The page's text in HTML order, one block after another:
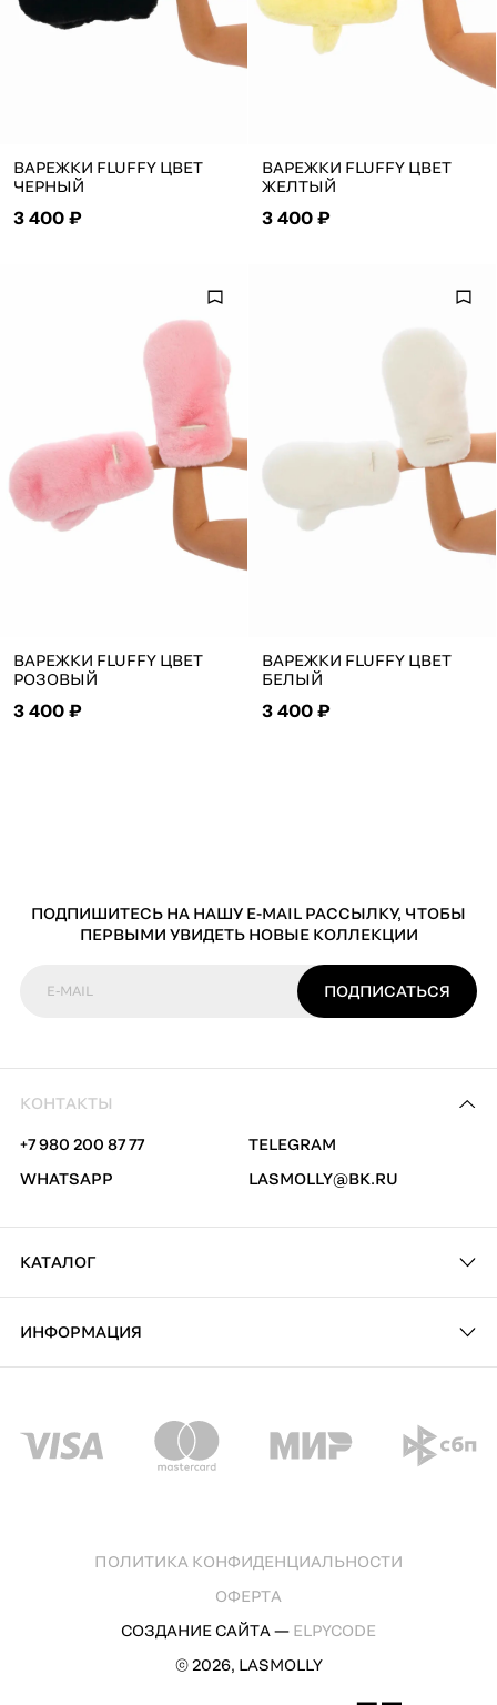
ВАРЕЖКИ FLUFFY ЦВЕТ
ЧЕРНЫЙ
3 400 ₽
ВАРЕЖКИ FLUFFY ЦВЕТ
ЖЕЛТЫЙ
3 400 ₽
ВАРЕЖКИ FLUFFY ЦВЕТ
РОЗОВЫЙ
3 400 ₽
ВАРЕЖКИ FLUFFY ЦВЕТ
БЕЛЫЙ
3 400 ₽
ПОДПИШИТЕСЬ НА НАШУ E-MAIL РАССЫЛКУ, ЧТОБЫ
ПЕРВЫМИ УВИДЕТЬ НОВЫЕ КОЛЛЕКЦИИ
E-MAIL ПОДПИСАТЬСЯ
КОНТАКТЫ
+7 980 200 87 77
TELEGRAM
WHATSAPP
LASMOLLY@BK.RU
КАТАЛОГ
ИНФОРМАЦИЯ
© 2026, LASMOLLY
ПОЛИТИКА КОНФИДЕНЦИАЛЬНОСТИ
ОФЕРТА
СОЗДАНИЕ САЙТА — ELPYCODE